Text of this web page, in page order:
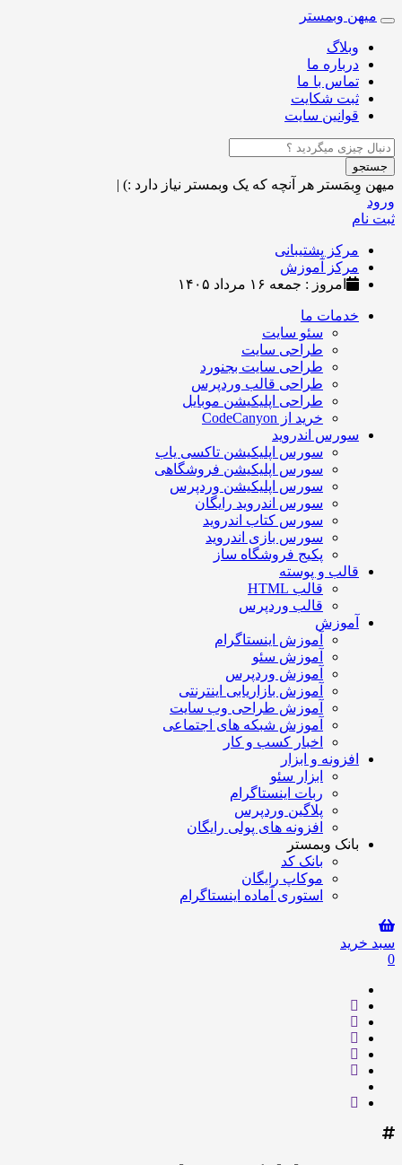
Toggle
navigation
میهن وبمستر
وبلاگ
درباره ما
تماس با ما
ثبت شکایت
قوانین سایت
جستجو
میهن وِبمَستر هر آنچه که یک وبمستر نیاز دارد :) |
ورود
ثبت نام
مرکز پشتیبانی
مرکز آموزش
امروز : جمعه ۱۶ مرداد ۱۴۰۵
خدمات ما
سئو سایت
طراحی سایت
طراحی سایت بجنورد
طراحی قالب وردپرس
طراحی اپلیکیشن موبایل
خرید از CodeCanyon
سورس اندروید
سورس اپلیکیشن تاکسی یاب
سورس اپلیکیشن فروشگاهی
سورس اپلیکیشن وردپرس
سورس اندروید رایگان
سورس کتاب اندروید
سورس بازی اندروید
پکیج فروشگاه ساز
قالب و پوسته
قالب HTML
قالب وردپرس
آموزش
آموزش اینستاگرام
آموزش سئو
آموزش وردپرس
آموزش بازاریابی اینترنتی
آموزش طراحی وب سایت
آموزش شبکه های اجتماعی
اخبار کسب و کار
افزونه و ابزار
ابزار سئو
ربات اینستاگرام
پلاگین وردپرس
افزونه های پولی رایگان
بانک وبمستر
بانک کد
موکاپ رایگان
استوری آماده اینستاگرام
سبد خرید
0